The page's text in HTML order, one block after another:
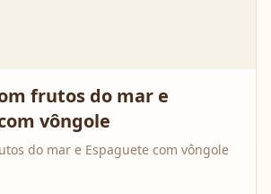
frutos do mar e
vôngole
do mar e Espaguete com vôngole